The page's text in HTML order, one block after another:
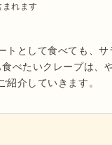
れます
として食べても、
べたいクレープは、
介していきます。